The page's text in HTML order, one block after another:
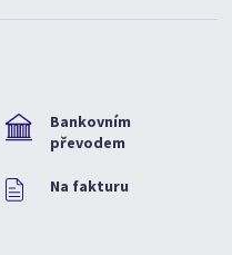
Bankovním
převodem
Na fakturu